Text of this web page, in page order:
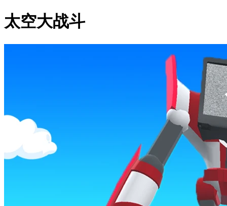
太空大战斗